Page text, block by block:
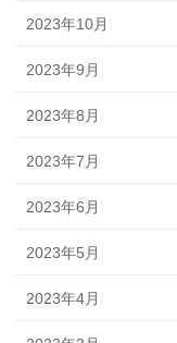
2023年10月
2023年9月
2023年8月
2023年7月
2023年6月
2023年5月
2023年4月